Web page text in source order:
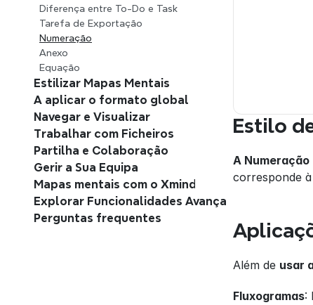
Diferença entre To-Do e Task
Tarefa de Exportação
Numeração
Anexo
Equação
Estilizar Mapas Mentais
A aplicar o formato global
Navegar e Visualizar
Trabalhar com Ficheiros
Partilha e Colaboração
Gerir a Sua Equipa
Mapas mentais com o Xmind AI
Explorar Funcionalidades Avançadas
Perguntas frequentes
Estilo
A Numeração
corresponde
Além de usar
Fluxogramas: